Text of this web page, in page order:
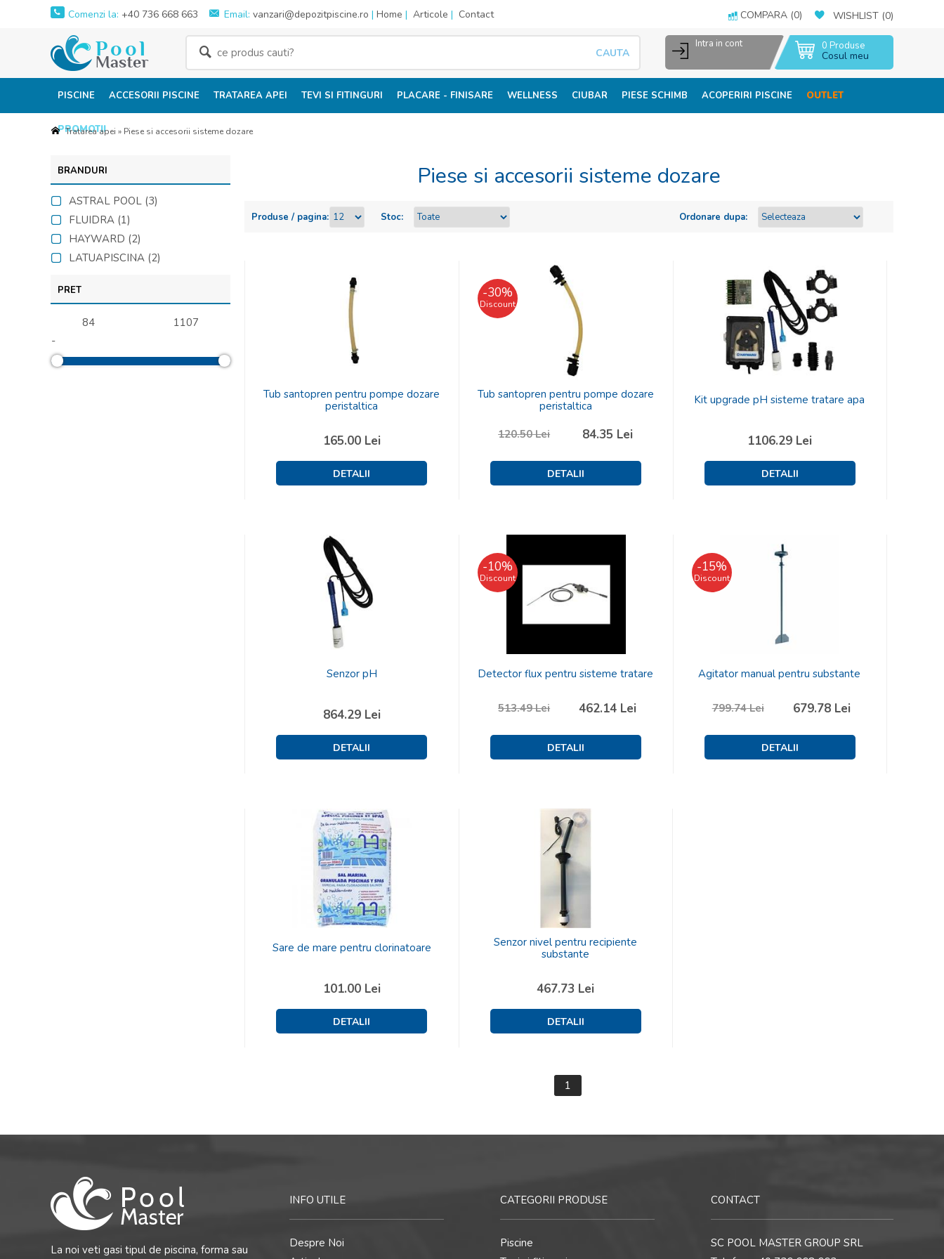
Comenzi la: +40 736 668 663 Email: vanzari@depozitpiscine.ro | Home | Articole | Contact COMPARA (0) WISHLIST (0)
Intra in cont 0 Produse
Cosul meu
PISCINE ACCESORII PISCINE TRATAREA APEI TEVI SI FITINGURI PLACARE - FINISARE WELLNESS CIUBAR PIESE SCHIMB ACOPERIRI PISCINE OUTLET
PROMOTII
Tratarea apei » Piese si accesorii sisteme dozare
BRANDURI
ASTRAL POOL (3)
FLUIDRA (1)
HAYWARD (2)
LATUAPISCINA (2)
PRET
-
Piese si accesorii sisteme dozare
Produse / pagina: Stoc: Ordonare dupa:
Tub santopren pentru pompe dozare
peristaltica
165.00Lei
-30%
Discount
Tub santopren pentru pompe dozare
peristaltica
120.50Lei 84.35 Lei
Kit upgrade pH sisteme tratare apa
1106.29 Lei
Senzor pH
864.29Lei
-10%
Discount
Detector flux pentru sisteme tratare
513.49Lei 462.14 Lei
-15%
Discount
Agitator manual pentru substante
799.74Lei 679.78Lei
Sare de mare pentru clorinatoare
101.00Lei
Senzor nivel pentru recipiente
substante
467.73 Lei
1
La noi veti gasi tipul de piscina, forma sau
INFO UTILE
Despre Noi
CATEGORII PRODUSE
Piscine
CONTACT
SC POOL MASTER GROUP SRL